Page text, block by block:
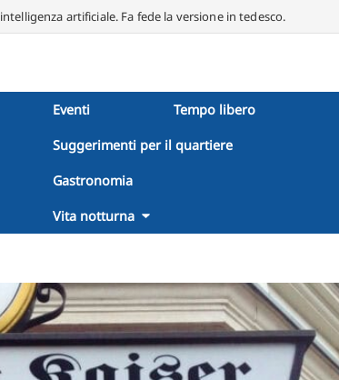
artificiale. Fa fede la versione in tedesco.
Eventi Tempo libero
Suggerimenti per il quartiere
Gastronomia
Vita notturna